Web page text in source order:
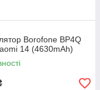
Borofone BP4Q
14 (4630mAh)